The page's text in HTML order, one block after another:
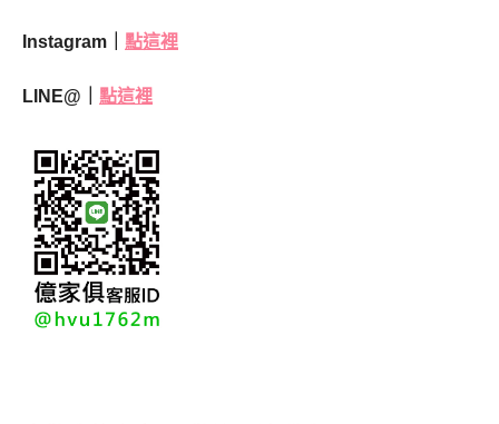
Instagram｜ 點這裡
LINE@｜ 點這裡